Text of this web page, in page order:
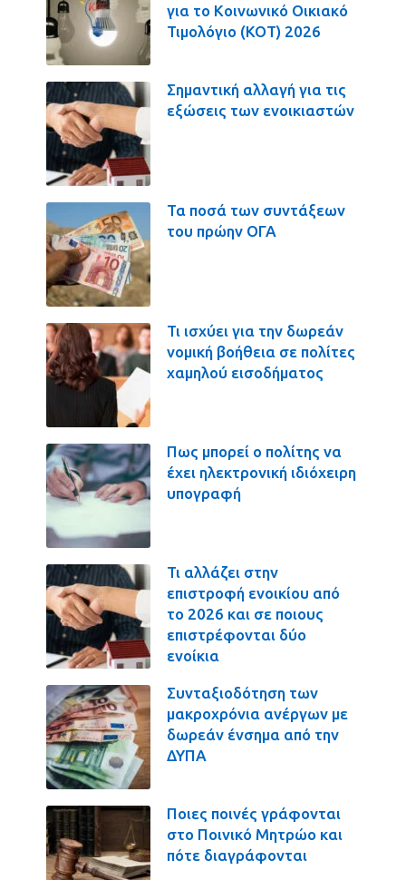
για το Κοινωνικό Οικιακό
Τιμολόγιο (ΚΟΤ) 2026
Σημαντική αλλαγή για τις
εξώσεις των ενοικιαστών
Τα ποσά των συντάξεων
του πρώην ΟΓΑ
Τι ισχύει για την δωρεάν
νομική βοήθεια σε πολίτες
χαμηλού εισοδήματος
Πως μπορεί ο πολίτης να
έχει ηλεκτρονική ιδιόχειρη
υπογραφή
Τι αλλάζει στην
επιστροφή ενοικίου από
το 2026 και σε ποιους
επιστρέφονται δύο
ενοίκια
Συνταξιοδότηση των
μακροχρόνια ανέργων με
δωρεάν ένσημα από την
ΔΥΠΑ
Ποιες ποινές γράφονται
στο Ποινικό Μητρώο και
πότε διαγράφονται